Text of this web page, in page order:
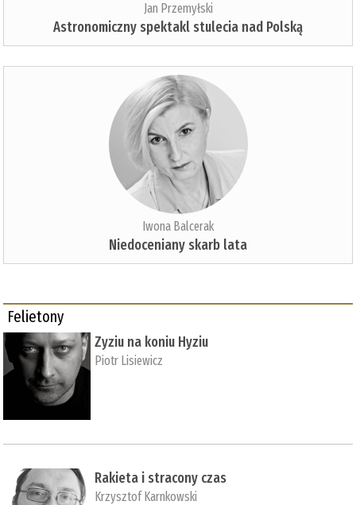
Jan Przemyłski
Astronomiczny spektakl stulecia nad Polską
Iwona Balcerak
Niedoceniany skarb lata
Felietony
Zyziu na koniu Hyziu
Piotr Lisiewicz
Rakieta i stracony czas
Krzysztof Karnkowski